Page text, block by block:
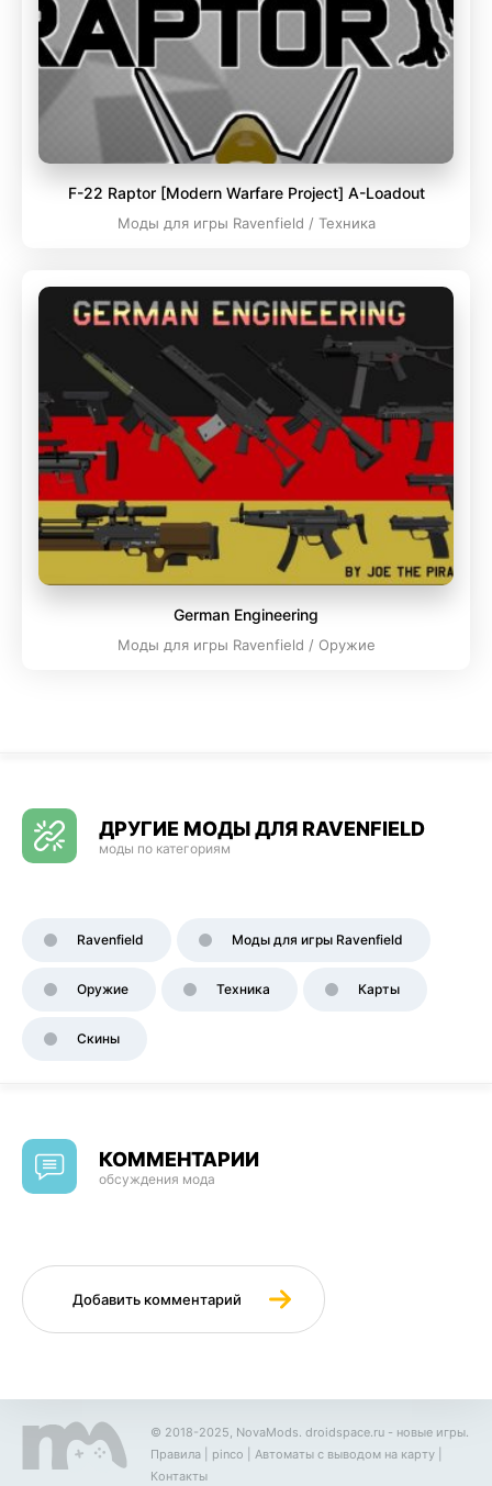
F-22 Raptor [Modern Warfare Project] A-Loadout
Моды для игры Ravenfield / Техника
German Engineering
Моды для игры Ravenfield / Оружие
ДРУГИЕ МОДЫ ДЛЯ RAVENFIELD
моды по категориям
Ravenfield Моды для игры Ravenfield
Оружие Техника Карты
Скины
КОММЕНТАРИИ
обсуждения мода
Добавить комментарий
© 2018-2025, NovaMods. droidspace.ru - новые игры.
Правила
pinco Автоматы с выводом на карту
Контакты